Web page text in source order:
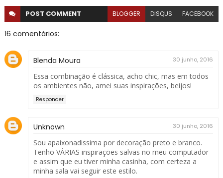
POST COMMENT BLOGGER DISQUS FACEBOOK
16 comentários:
Blenda Moura 30 junho, 2016
Essa combinação é clássica, acho chic, mas em todos
os ambientes não, amei suas inspirações, beijos!
Responder
Unknown 30 junho, 2016
Sou apaixonadissima por decoração preto e branco.
Tenho VÁRIAS inspirações salvas no meu computador
e assim que eu tiver minha casinha, com certeza a
minha sala vai seguir este estilo.